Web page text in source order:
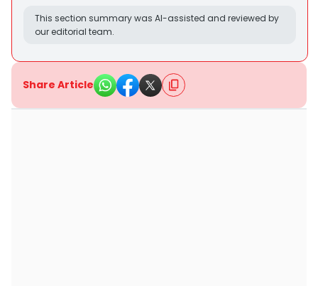
This section summary was AI-assisted and reviewed by
our editorial team.
Share Article